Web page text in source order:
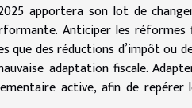
apportera son lot de
Anticiper les
que des réductions d’impôt ou
adaptation fiscale.
active, afin de